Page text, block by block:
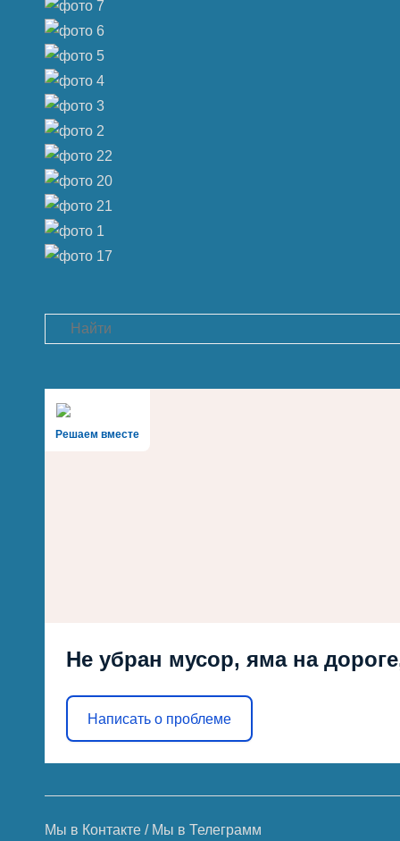
Search
Решаем вместе
Не убран мусор, яма на
Написать о проблеме
Мы в Контакте / Мы в Телеграмм